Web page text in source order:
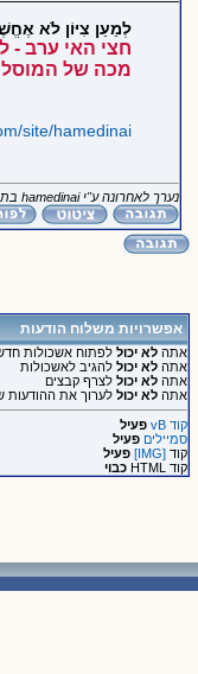
לְמַעַן צִיּוֹן לֹא
חצי האי ערב -
מכה של
site/hamedinai/
נערך לאחרונה ע"י hamedinai בתאריך 06-11-2023 בשעה
אפשרויות משלוח הודעות
אתה לא יכוללפתוח אשכולות
אתה לא יכוללהגיב לאשכולות
אתה לא יכוללצרף קבצים
אתה לא יכוללערוך את ההודעות
קוד vB
פעיל
סמיילים פעיל
קוד [IMG]
פעיל
קוד HTML
כבוי